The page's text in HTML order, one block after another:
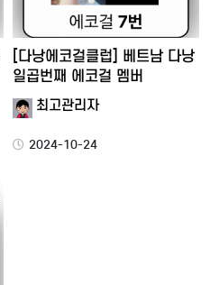
[다낭에코걸클럽] 베트남 다낭
일곱번째 에코걸 멤버
최고관리자
2024-10-24